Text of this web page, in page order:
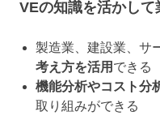
VEの知識を活かして
製造業、建設業、サ
考え方を活用 できる
機能分析やコスト分
取り組みができる